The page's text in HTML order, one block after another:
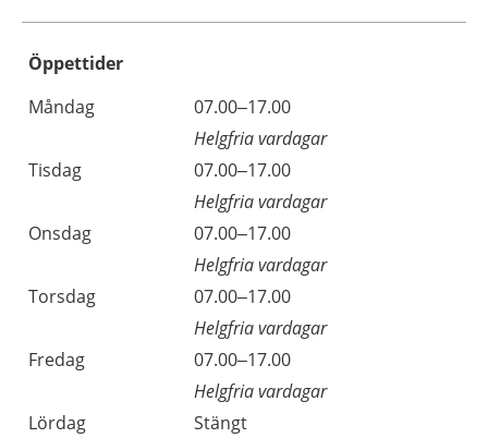
Öppettider
Dag
Öppettider
Kommentarer
Måndag
07.00–17.00
Helgfria vardagar
Tisdag
07.00–17.00
Helgfria vardagar
Onsdag
07.00–17.00
Helgfria vardagar
Torsdag
07.00–17.00
Helgfria vardagar
Fredag
07.00–17.00
Helgfria vardagar
Lördag
Stängt